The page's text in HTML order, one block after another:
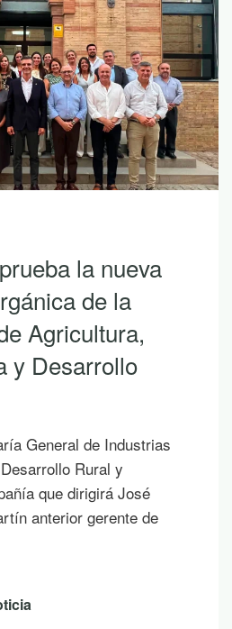
la nueva
de la
Agricultura,
y Desarrollo
General de Industrias
Rural y
que dirigirá José
anterior gerente de